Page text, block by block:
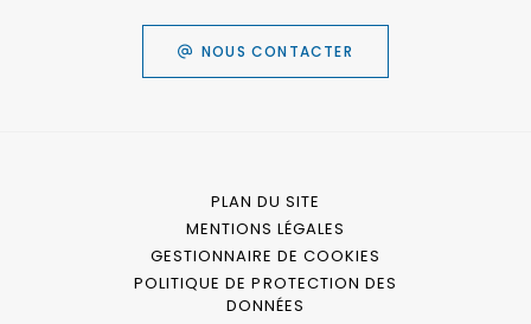
NOUS CONTACTER
PLAN DU SITE
MENTIONS LÉGALES
GESTIONNAIRE DE COOKIES
POLITIQUE DE PROTECTION DES
DONNÉES